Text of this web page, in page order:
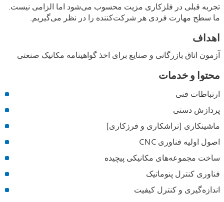
تجربه قبلی در فلزکاری مزیت محسوب می‌شود اما الزامی نیست.
ما سطح مهارت فردی هر شرکت‌کننده را در نظر می‌گیریم.
اهداف
آزمون اتاق بازرگانی و صنایع برای اخذ گواهینامه مکانیک صنعتی
محتوا و خدمات
ارتباطات فنی
پردازش دستی
ماشینکاری [تراشکاری و فرزکاری]
اصول اولیه فناوری CNC
ساخت مجموعه‌های مکانیکی پیچیده
فناوری کنترل پنوماتیک
اندازه‌گیری و کنترل کیفیت